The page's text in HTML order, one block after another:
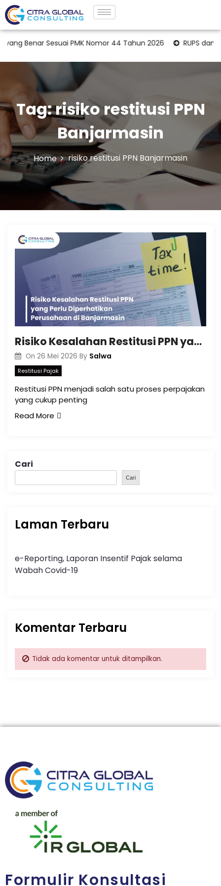
Benar Sesuai PMK Nomor 44 Tahun 2026 RUPS dan
Tag:risiko restitusi PPN
Banjarmasin
Home risiko restitusi PPN Banjarmasin
Risiko Kesalahan Restitusi PPN yang Perlu Diperhatikan Perusahaan di Banjarmasin
On 26 Mei 2026 By Salwa
Restitusi Pajak
Restitusi PPN menjadi salah satu proses perpajakan
yang cukup penting
Read More
Cari
Cari
Laman Terbaru
e-Reporting, Laporan Insentif Pajak selama
Wabah Covid-19
Komentar Terbaru
Tidak ada komentar untuk ditampilkan.
Formulir Konsultasi